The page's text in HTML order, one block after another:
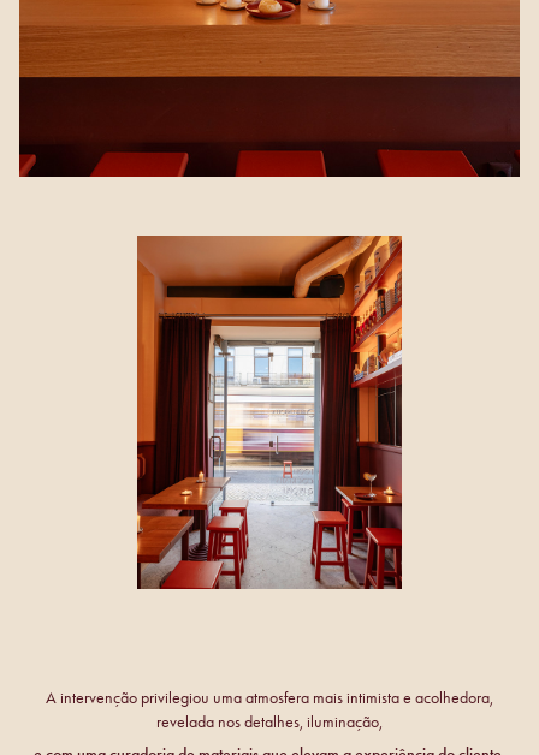
A intervenção privilegiou uma atmosfera mais intimista e acolhedora,
revelada nos detalhes, iluminação,